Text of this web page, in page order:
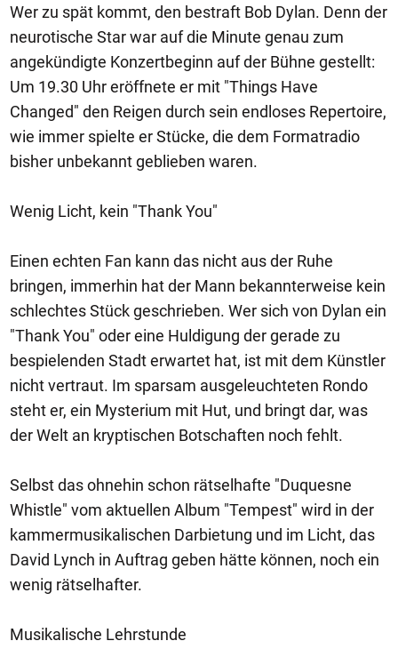
Wer zu spät kommt, den bestraft Bob Dylan. Denn der
neurotische Star war auf die Minute genau zum
angekündigte Konzertbeginn auf der Bühne gestellt:
Um 19.30 Uhr eröffnete er mit "Things Have
Changed" den Reigen durch sein endloses Repertoire,
wie immer spielte er Stücke, die dem Formatradio
bisher unbekannt geblieben waren.
Wenig Licht, kein "Thank You"
Einen echten Fan kann das nicht aus der Ruhe
bringen, immerhin hat der Mann bekannterweise kein
schlechtes Stück geschrieben. Wer sich von Dylan ein
"Thank You" oder eine Huldigung der gerade zu
bespielenden Stadt erwartet hat, ist mit dem Künstler
nicht vertraut. Im sparsam ausgeleuchteten Rondo
steht er, ein Mysterium mit Hut, und bringt dar, was
der Welt an kryptischen Botschaften noch fehlt.
Selbst das ohnehin schon rätselhafte "Duquesne
Whistle" vom aktuellen Album "Tempest" wird in der
kammermusikalischen Darbietung und im Licht, das
David Lynch in Auftrag geben hätte können, noch ein
wenig rätselhafter.
Musikalische Lehrstunde